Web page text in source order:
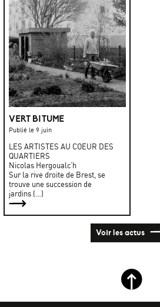
VERT BITUME
Publié le 9 juin
LES ARTISTES AU COEUR DES
QUARTIERS
Nicolas Hergoualc’h
Sur la rive droite de Brest, se
trouve une succession de
jardins (…)
Voir les actus
Retour